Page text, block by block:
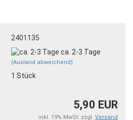
2401135
ca. 2-3 Tage
(Ausland abweichend)
1 Stück
5,90 EUR
inkl. 19% MwSt. zzgl. Versand